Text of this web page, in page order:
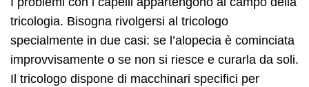
tricologia. Bisogna rivolgersi al tricologo
specialmente in due casi: se l’alopecia è cominciata
improvvisamente o se non si riesce e curarla da soli.
Il tricologo dispone di macchinari specifici per